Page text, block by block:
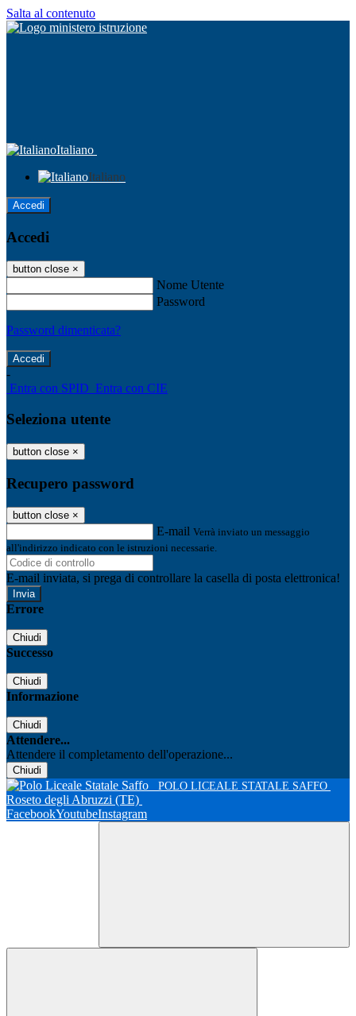
Salta al contenuto
Italiano
Italiano
Accedi
Accedi
button close ×
Nome Utente
Password
Password dimenticata?
-
Entra con SPID Entra con CIE
Seleziona utente
button close ×
Recupero password
button close ×
E-mail Verrà inviato un messaggio
all'indirizzo indicato con le istruzioni necessarie.
E-mail inviata, si prega di controllare la casella di posta elettronica!
Errore
Chiudi
Successo
Chiudi
Informazione
Chiudi
Attendere...
Attendere il completamento dell'operazione...
Chiudi
POLO LICEALE STATALE SAFFO
Roseto degli Abruzzi (TE)
FacebookYoutubeInstagram